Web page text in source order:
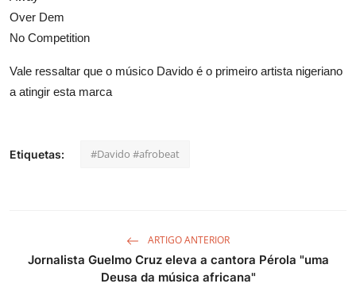
Over Dem
No Competition
Vale ressaltar que o músico Davido é o primeiro artista nigeriano
a atingir esta marca
Etiquetas: #Davido #afrobeat
ARTIGO ANTERIOR
Jornalista Guelmo Cruz eleva a cantora Pérola "uma
Deusa da música africana"